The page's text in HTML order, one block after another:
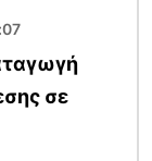
σε